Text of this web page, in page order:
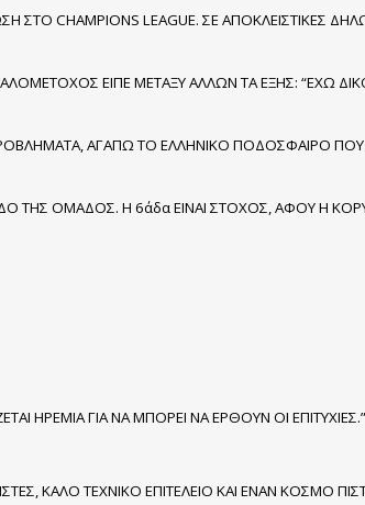
CHAMPIONS LEAGUE. ΣΕ ΑΠΟΚΛΕΙΣΤΙΚΕΣ
ΕΙΠΕ ΜΕΤΑΞΥ ΑΛΛΩΝ ΤΑ ΕΞΗΣ: “ΕΧΩ
ΑΓΑΠΩ ΤΟ ΕΛΛΗΝΙΚΟ ΠΟΔΟΣΦΑΙΡΟ ΠΟΥ
ΤΗΣ ΟΜΑΔΟΣ. Η 6άδα ΕΙΝΑΙ ΣΤΟΧΟΣ, ΑΦΟΥ Η
ΗΡΕΜΙΑ ΓΙΑ ΝΑ ΜΠΟΡΕΙ ΝΑ ΕΡΘΟΥΝ ΟΙ ΕΠΙΤΥΧΙΕΣ.”
ΚΑΛΟ ΤΕΧΝΙΚΟ ΕΠΙΤΕΛΕΙΟ ΚΑΙ ΕΝΑΝ ΚΟΣΜΟ